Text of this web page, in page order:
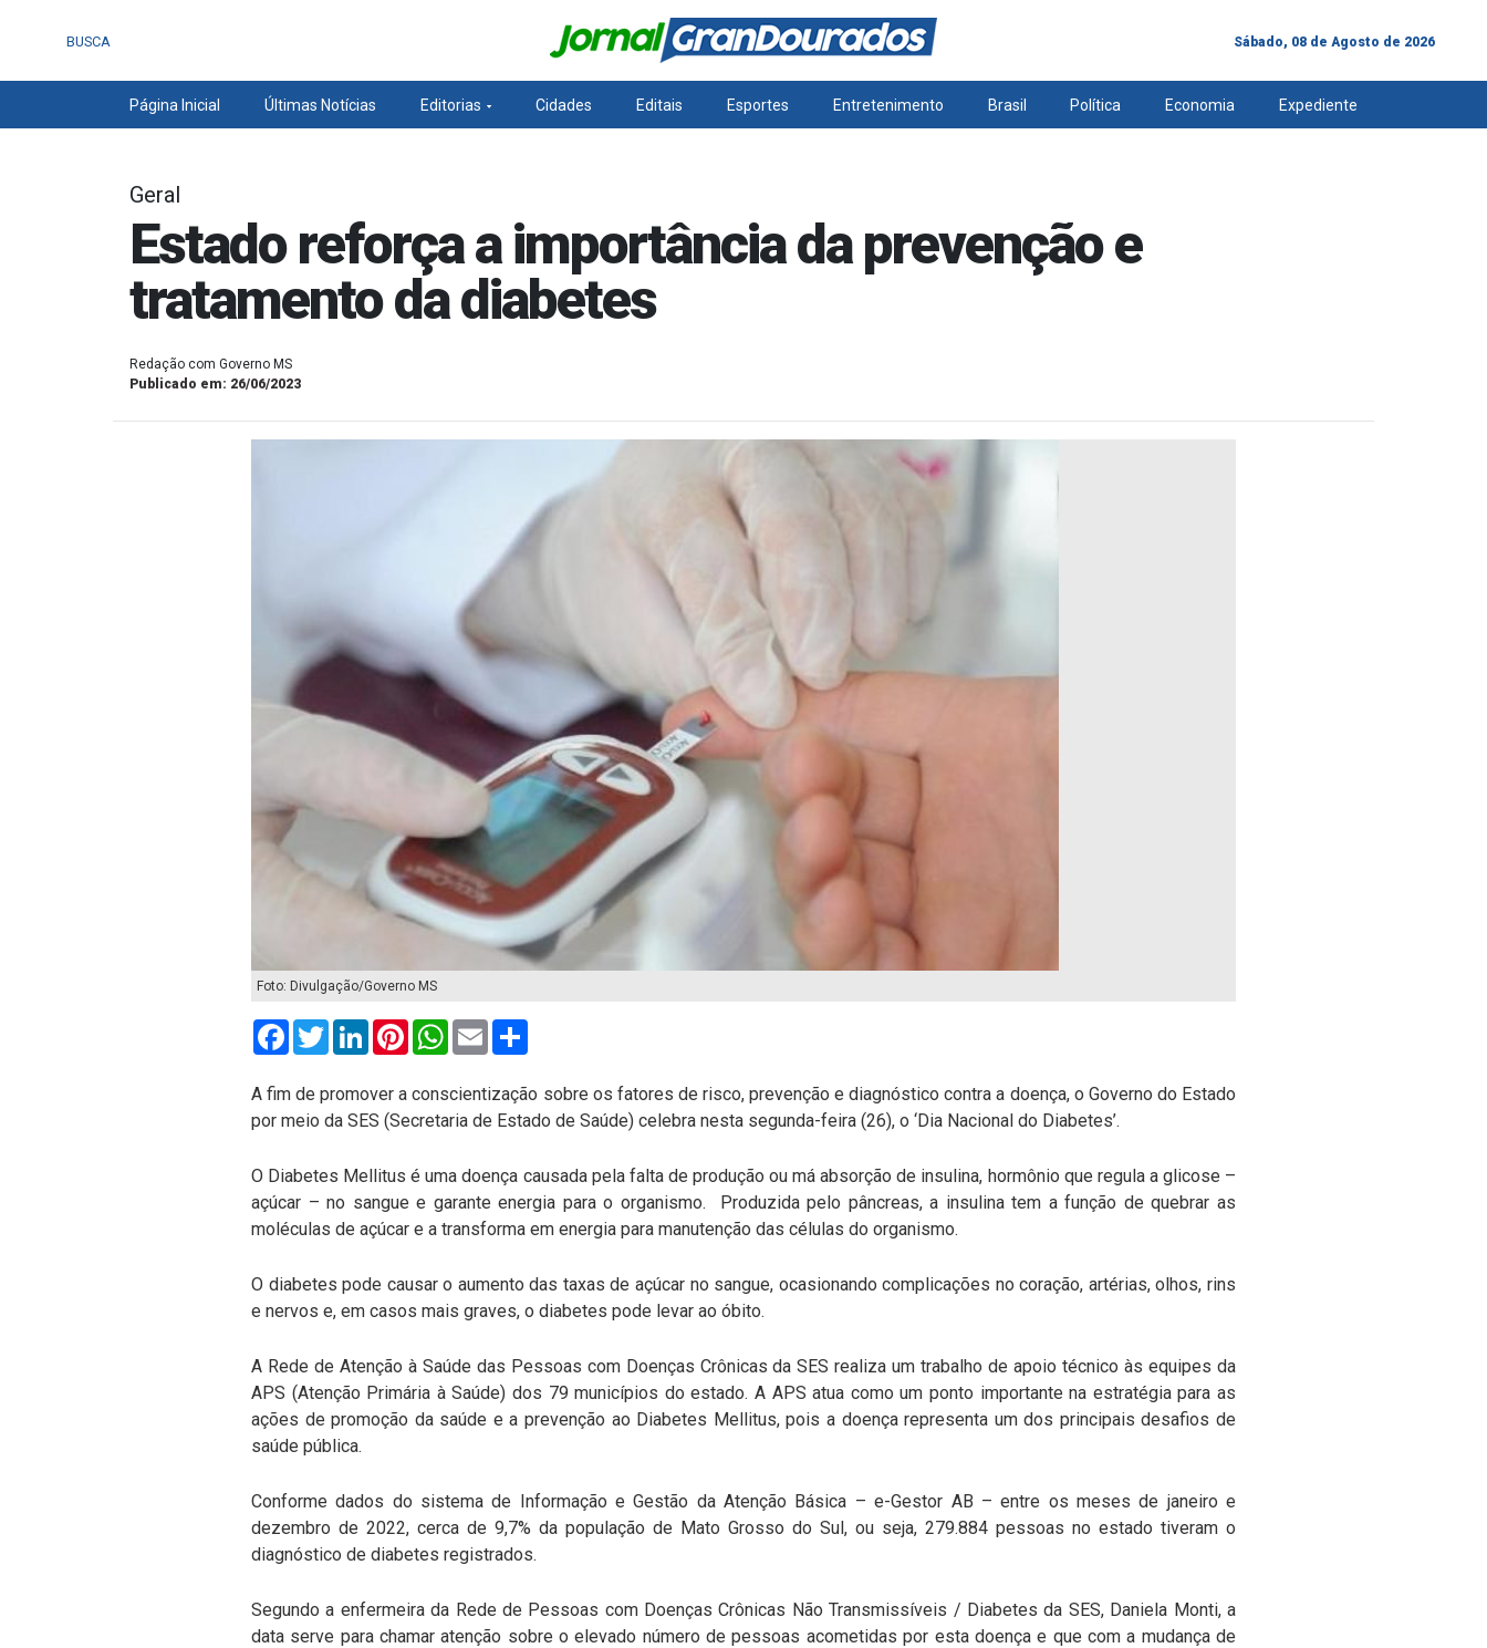
BUSCA Sábado, 08 de Agosto de 2026
Página Inicial Últimas Notícias Editorias Cidades Editais Esportes Entretenimento Brasil Política Economia Expediente
Geral
Estado reforça a importância da prevenção e
tratamento da diabetes
Redação com Governo MS
Publicado em: 26/06/2023
Foto: Divulgação/Governo MS
FacebookTwitterLinkedInPinterestWhatsApp
Email
A fim de promover a conscientização sobre os fatores de risco, prevenção e diagnóstico contra a doença, o Governo do Estado
por meio da SES (Secretaria de Estado de Saúde) celebra nesta segunda-feira (26), o ‘Dia Nacional do Diabetes’.
O Diabetes Mellitus é uma doença causada pela falta de produção ou má absorção de insulina, hormônio que regula a glicose –
açúcar – no sangue e garante energia para o organismo. Produzida pelo pâncreas, a insulina tem a função de quebrar as
moléculas de açúcar e a transforma em energia para manutenção das células do organismo.
O diabetes pode causar o aumento das taxas de açúcar no sangue, ocasionando complicações no coração, artérias, olhos, rins
e nervos e, em casos mais graves, o diabetes pode levar ao óbito.
A Rede de Atenção à Saúde das Pessoas com Doenças Crônicas da SES realiza um trabalho de apoio técnico às equipes da
APS (Atenção Primária à Saúde) dos 79 municípios do estado. A APS atua como um ponto importante na estratégia para as
ações de promoção da saúde e a prevenção ao Diabetes Mellitus, pois a doença representa um dos principais desafios de
saúde pública.
Conforme dados do sistema de Informação e Gestão da Atenção Básica – e-Gestor AB – entre os meses de janeiro e
dezembro de 2022, cerca de 9,7% da população de Mato Grosso do Sul, ou seja, 279.884 pessoas no estado tiveram o
diagnóstico de diabetes registrados.
Segundo a enfermeira da Rede de Pessoas com Doenças Crônicas Não Transmissíveis / Diabetes da SES, Daniela Monti, a
data serve para chamar atenção sobre o elevado número de pessoas acometidas por esta doença e que com a mudança de